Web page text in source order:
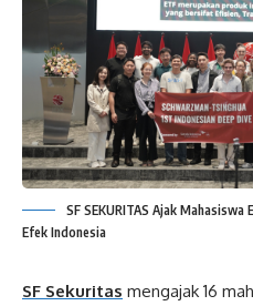
SF SEKURITAS Ajak
Efek Indonesia
SF Sekuritas mengajak 16